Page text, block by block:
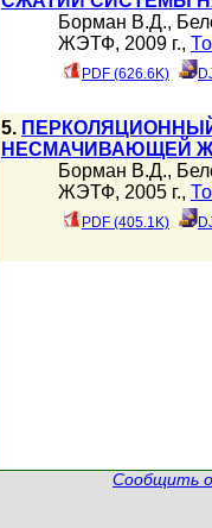
Борман В.Д.,
ЖЭТФ, 2009 г.,
PDF (626.6K)
5.
НЕСМАЧИВАЮЩЕЙ
Борман В.Д.,
ЖЭТФ, 2005 г.,
PDF (405.1K)
Сообщить о